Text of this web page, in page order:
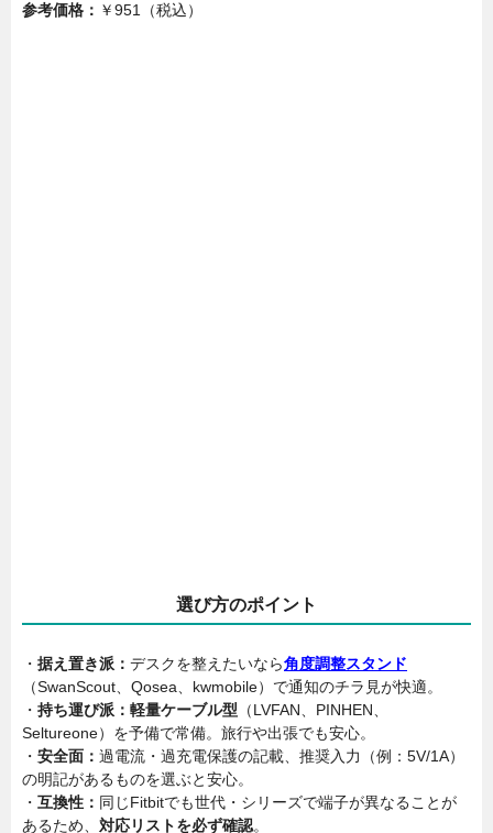
参考価格： ￥951（税込）
選び方のポイント
・ 据え置き派： デスクを整えたいなら角度調整スタンド
（SwanScout、Qosea、kwmobile）で通知のチラ見が快適。
・ 持ち運び派： 軽量ケーブル型 （LVFAN、PINHEN、
Seltureone）を予備で常備。旅行や出張でも安心。
・ 安全面： 過電流・過充電保護の記載、推奨入力（例：5V/1A）
の明記があるものを選ぶと安心。
・ 互換性： 同じFitbitでも世代・シリーズで端子が異なることが
あるため、 対応リストを必ず確認。